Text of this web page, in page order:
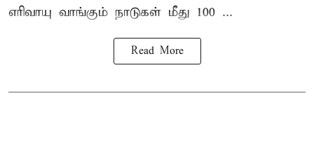
எரிவாயு வாங்கும் நாடுகள் மீது 100 ...
Read More